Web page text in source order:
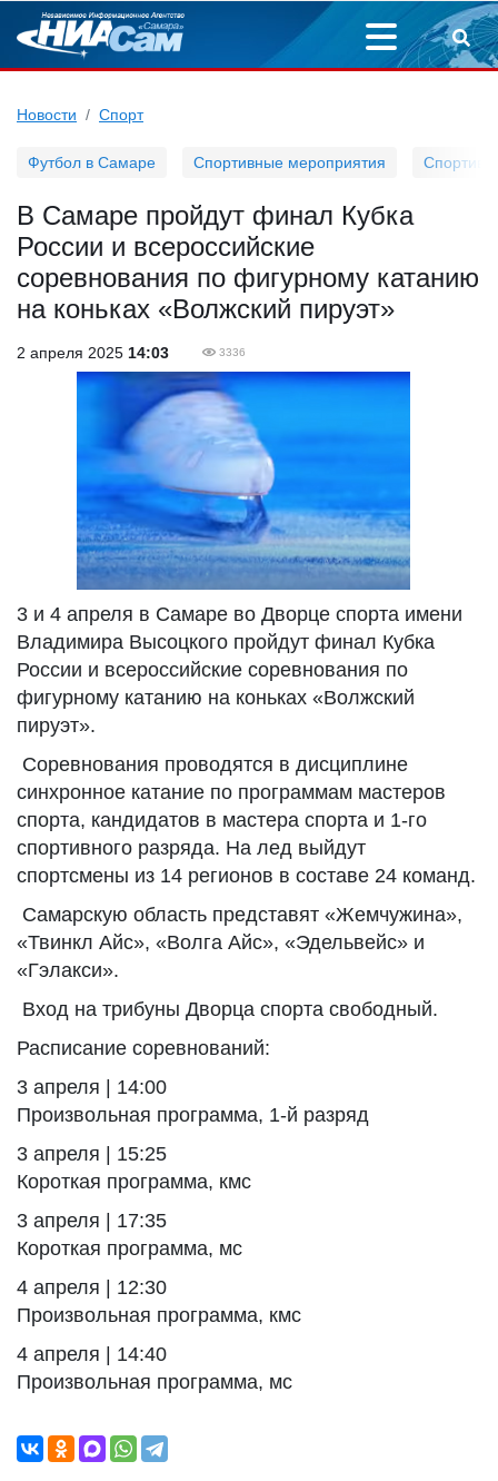
Новости Спорт
Футбол в Самаре Спортивные мероприятия
В Самаре пройдут финал Кубка
России и всероссийские
соревнования по фигурному катанию
на коньках «Волжский пируэт»
2 апреля 2025 14:03 3336
3 и 4 апреля в Самаре во Дворце спорта имени
Владимира Высоцкого пройдут финал Кубка
России и всероссийские соревнования по
фигурному катанию на коньках «Волжский
пируэт».
Соревнования проводятся в дисциплине
синхронное катание по программам мастеров
спорта, кандидатов в мастера спорта и 1-го
спортивного разряда. На лед выйдут
спортсмены из 14 регионов в составе 24 команд.
Самарскую область представят «Жемчужина»,
«Твинкл Айс», «Волга Айс», «Эдельвейс» и
«Гэлакси».
Вход на трибуны Дворца спорта свободный.
Расписание соревнований:
3 апреля | 14:00
Произвольная программа, 1-й разряд
3 апреля | 15:25
Короткая программа, кмс
3 апреля | 17:35
Короткая программа, мс
4 апреля | 12:30
Произвольная программа, кмс
4 апреля | 14:40
Произвольная программа, мс